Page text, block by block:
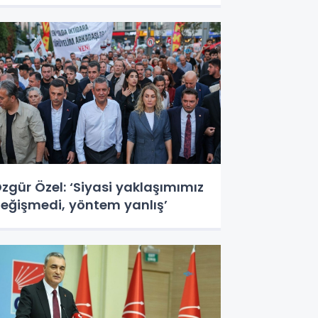
Özel: ‘Siyasi yaklaşımımız
yöntem yanlış’